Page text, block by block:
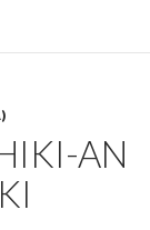
AN